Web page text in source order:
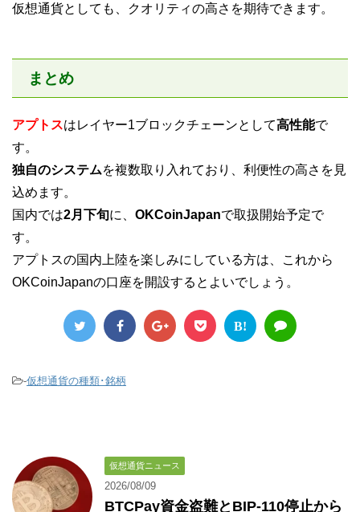
仮想通貨としても、クオリティの高さを期待できます。
まとめ
アプトスはレイヤー1ブロックチェーンとして高性能で
す。
独自のシステムを複数取り入れており、利便性の高さを見
込めます。
国内では2月下旬に、 OKCoinJapanで取扱開始予定で
す。
アプトスの国内上陸を楽しみにしている方は、これから
OKCoinJapanの口座を開設するとよいでしょう。
B!
-仮想通貨の種類･銘柄
仮想通貨ニュース
2026/08/09
BTCPay資金盗難とBIP-110停止から